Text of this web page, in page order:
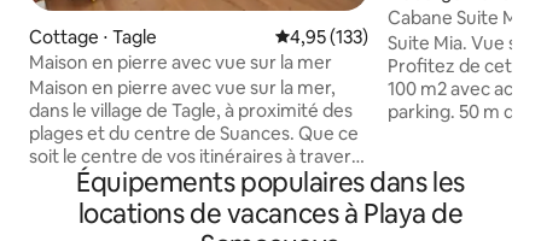
Cottage ⋅ Tagle Évaluation moyenne sur la
4,95 (133)
Maison en pierre avec vue sur la mer
Maison en pierre avec vue sur la mer,
dans le village de Tagle, à proximité des
plages et du centre de Suances. Que ce
soit le centre de vos itinéraires à travers
la Cantabrie : plages, villages, culture,
gastronomie, nature... Dans la maison,
un grand espace intègre le salon-salle à
Cabane Suite
et montagne.
Suite Mia. Vue
Profitez de cette
100 m2 avec
parking. 50 m
de bains
d'un salon-salle à
terrasse
Équipements populaires dans les
locations de vacances à Playa de